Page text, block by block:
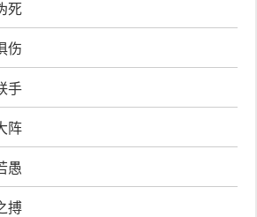
死
伤
手
阵
愚
搏